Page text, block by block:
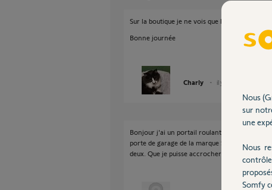
Sur la boutique je ne vois que le Keypad IO ?
Bonne journée
Charly il y a 9 mois
Bonjour j'ai un portail roulant de la marque
porte de garage de la marque Somfy opg 140
deux. Que je puisse accrocher à une de mes
Nous
sur
une
Nous
Somfy